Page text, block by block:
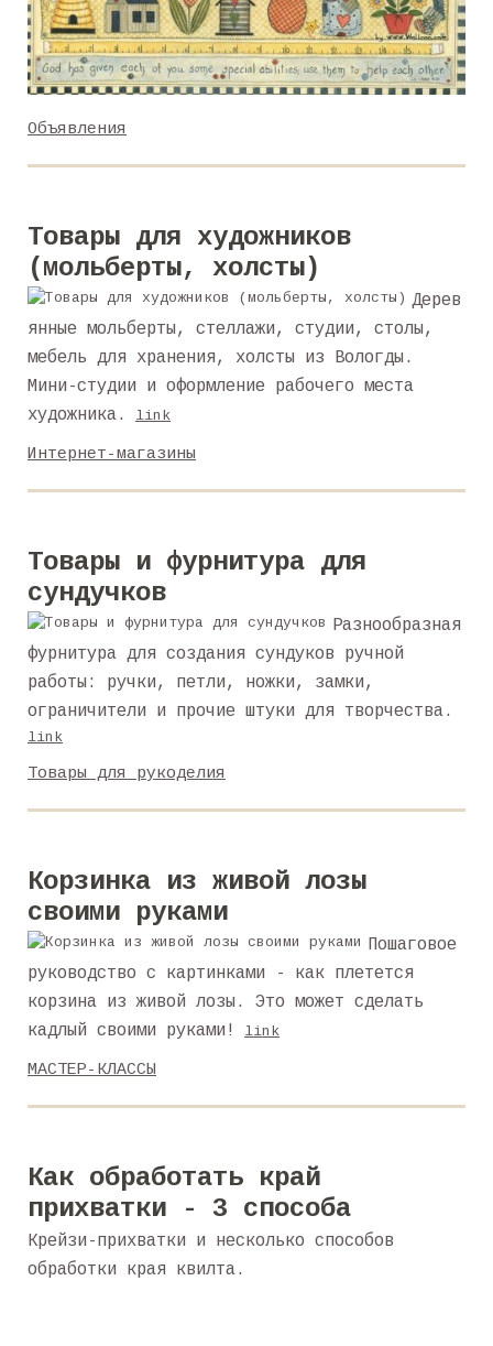
Объявления
Товары для художников
(мольберты, холсты)
Дерев
янные мольберты, стеллажи, студии, столы,
мебель для хранения, холсты из Вологды.
Мини-студии и оформление рабочего места
художника.
link
Интернет-магазины
Товары и фурнитура для
сундучков
Разнообразная
фурнитура для создания сундуков ручной
работы: ручки, петли, ножки, замки,
ограничители и прочие штуки для творчества.
link
Товары для рукоделия
Корзинка из живой лозы
своими руками
Пошаговое
руководство с картинками - как плетется
корзина из живой лозы. Это может сделать
кадлый своими руками!
link
МАСТЕР-КЛАССЫ
Как обработать край
прихватки - 3 способа
Крейзи-прихватки и несколько способов
обработки края квилта.